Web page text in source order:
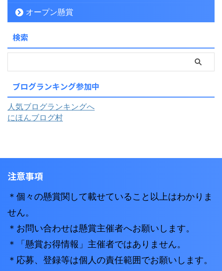
オープン懸賞
検索
ブログランキング参加中
人気ブログランキングへ
にほんブログ村
注意事項
＊個々の懸賞関して載せていること以上はわかりま
せん。
＊お問い合わせは懸賞主催者へお願いします。
＊「懸賞お得情報」主催者ではありません。
＊応募、登録等は個人の責任範囲でお願いします。